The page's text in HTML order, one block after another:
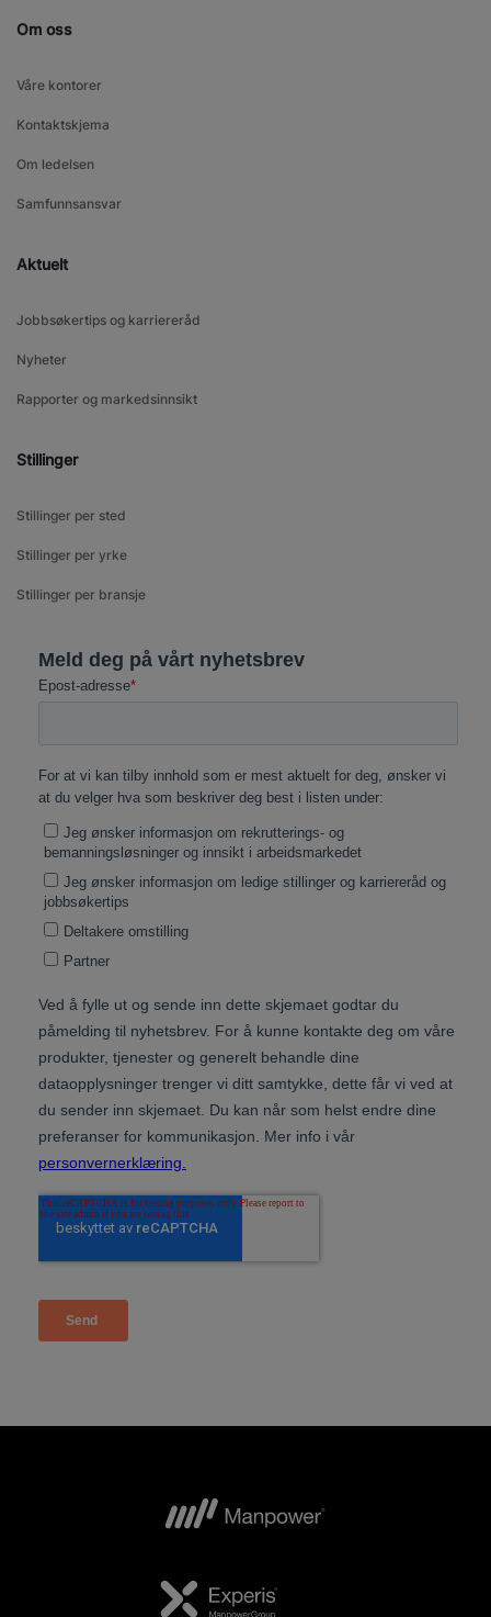
Om oss
Våre kontorer
Kontaktskjema
Om ledelsen
Samfunnsansvar
Aktuelt
Jobbsøkertips og karriereråd
Nyheter
Rapporter og markedsinnsikt
Stillinger
Stillinger per sted
Stillinger per yrke
Stillinger per bransje